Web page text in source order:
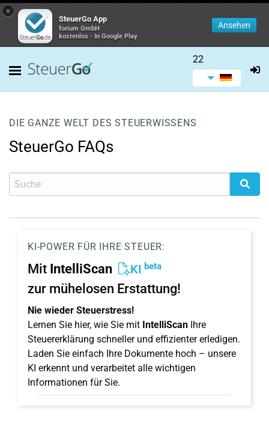
×
SteuerGo App
forium GmbH
kostenlos - In Google Play
Ansehen
22
DIE GANZE WELT DES STEUERWISSENS
SteuerGo FAQs
KI-POWER FÜR IHRE STEUER:
Mit IntelliScan KI beta
zur mühelosen Erstattung!
Nie wieder Steuerstress!
Lernen Sie hier, wie Sie mit IntelliScan Ihre
Steuererklärung schneller und effizienter erledigen.
Laden Sie einfach Ihre Dokumente hoch – unsere
KI erkennt und verarbeitet alle wichtigen
Informationen für Sie.